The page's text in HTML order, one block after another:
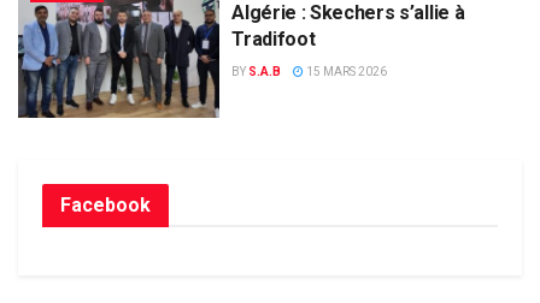
Algérie : Skechers s’allie à
Tradifoot
BY S.A.B 15 MARS 2026
Facebook